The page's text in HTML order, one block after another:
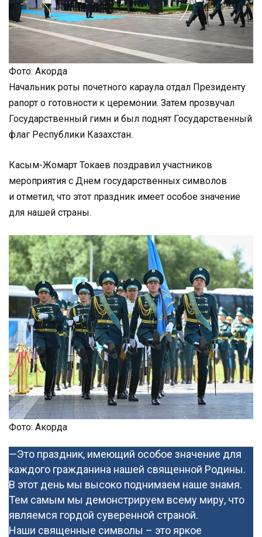
Фото: Акорда
Начальник роты почетного караула отдал Президенту
рапорт о готовности к церемонии. Затем прозвучал
Государственный гимн и был поднят Государственный
флаг Республики Казахстан.
Касым-Жомарт Токаев поздравил участников
мероприятия с Днем государственных символов
и отметил, что этот праздник имеет особое значение
для нашей страны.
Фото: Акорда
—Это праздник, имеющий особое значение для
каждого гражданина нашей священной Родины.
В этот день мы высоко поднимаем наше знамя.
Тем самым мы демонстрируем всему миру, что
являемся гордой суверенной страной.
Наши священные символы – это яркое